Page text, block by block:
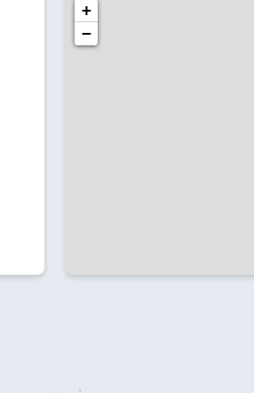
+
−